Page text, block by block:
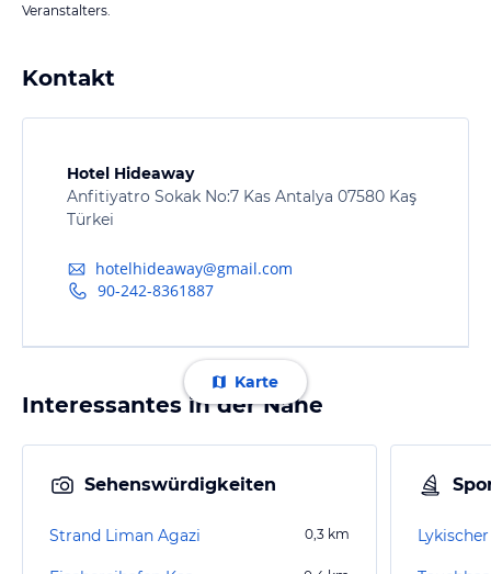
Veranstalters.
Kontakt
Hotel Hideaway
Anfitiyatro Sokak No:7 Kas Antalya 07580 Kaş
Türkei
hotelhideaway@gmail.com
90-242-8361887
Karte
Interessantes in der Nähe
Sehenswürdigkeiten
Strand Liman Agazi 0,3 km